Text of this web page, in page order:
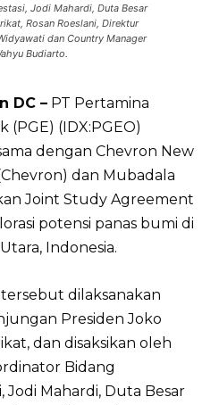
Jodi Mahardi, Duta Besar
Rosan Roeslani, Direktur
dan Country Manager
Budiarto.
DC – PT Pertamina
(IDX:PGEO)
dengan Chevron New
dan Mubadala
Joint Study Agreement
potensi panas bumi di
Indonesia.
dilaksanakan
Presiden Joko
dan disaksikan oleh
Bidang
Jodi Mahardi, Duta Besar